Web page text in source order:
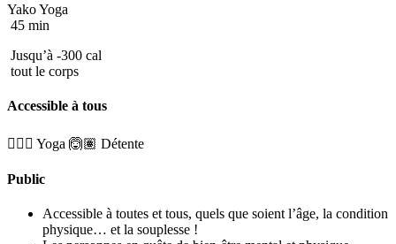
Yako Yoga
45 min
Jusqu’à -300 cal
tout le corps
Accessible à tous
🧘🏼‍♂️ Yoga 🙆🏽 Détente
Public
Accessible à toutes et tous, quels que soient l’âge, la condition
physique… et la souplesse !